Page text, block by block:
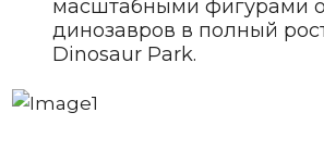
масштабными фигурами
динозавров в полный
Dinosaur Park.